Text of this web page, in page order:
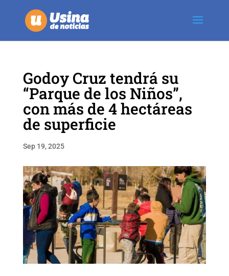
Godoy Cruz tendrá su
“Parque de los Niños”,
con más de 4 hectáreas
de superficie
Sep 19, 2025